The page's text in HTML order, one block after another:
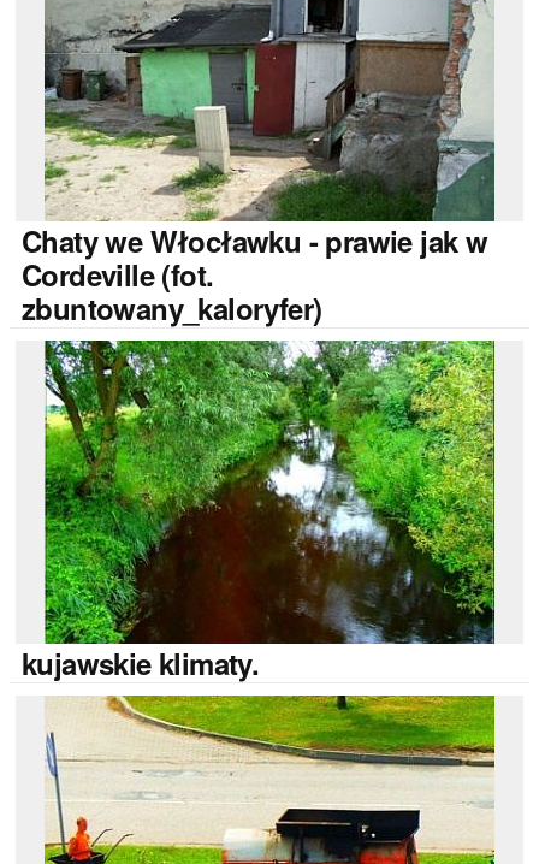
Chatywe Włocławku - prawie jak w
Cordeville (fot.
zbuntowany_kaloryfer)
kujawskieklimaty.